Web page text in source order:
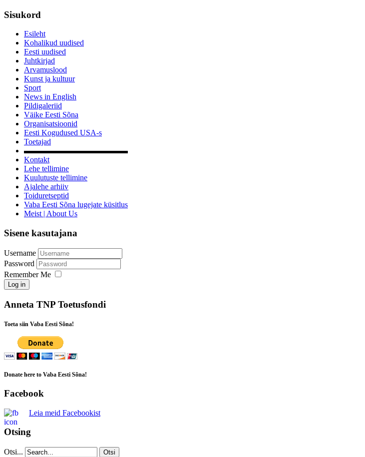
Sisukord
Esileht
Kohalikud uudised
Eesti uudised
Juhtkirjad
Arvamuslood
Kunst ja kultuur
Sport
News in English
Pildigaleriid
Väike Eesti Sõna
Organisatsioonid
Eesti Kogudused USA-s
Toetajad
▬▬▬▬▬▬▬▬▬▬▬▬▬
Kontakt
Lehe tellimine
Kuulutuste tellimine
Ajalehe arhiiv
Toiduretseptid
Vaba Eesti Sõna lugejate küsitlus
Meist | About Us
Sisene kasutajana
Username
Password
Remember Me
Log in
Anneta TNP Toetusfondi
Toeta siin Vaba Eesti Sõna!
Donate here to Vaba Eesti Sõna!
Facebook
Leia meid Facebookist
Otsing
Otsi... Otsi